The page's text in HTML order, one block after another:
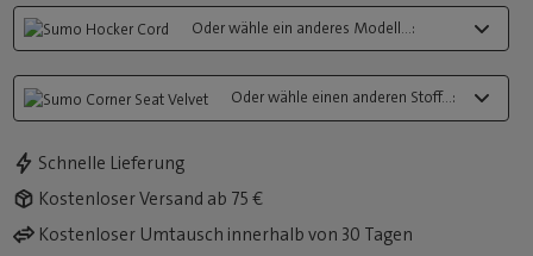
Oder wähle ein anderes Modell...:
Oder wähle einen anderen Stoff...:
Schnelle Lieferung
Kostenloser Versand ab 75 €
Kostenloser Umtausch innerhalb von 30 Tagen